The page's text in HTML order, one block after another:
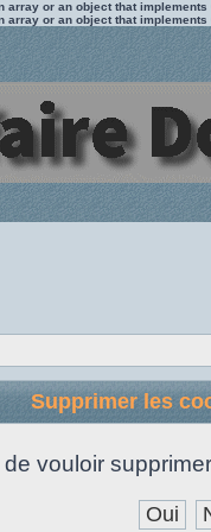
array or an object that implements
array or an object that implements
Supprimer les
vouloir